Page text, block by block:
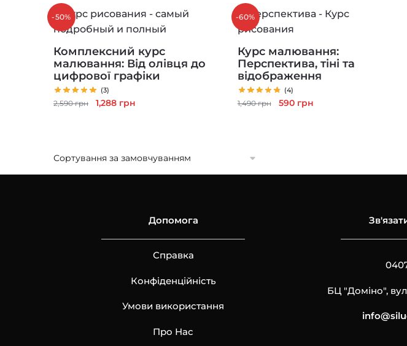
-50%
Комплексний курс
малювання: Від олівця до
цифрової графіки
(3)
2,590грн
Оригінальна
1,288 грн
-60%
Курс малювання:
Перспектива, тіні та
відображення
(4)
1,490грн
Оригінальна
590 грнПоточна
Допомога
Справка
Конфіденційність
Умови використання
Про Нас
БЦ "Доміно",